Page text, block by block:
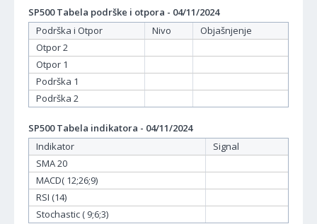
SP500 Tabela podrške i otpora - 04/11/2024
Podrška i Otpor
Nivo
Objašnjenje
Otpor 2
Otpor 1
Podrška 1
Podrška 2
SP500 Tabela indikatora - 04/11/2024
Indikator
Signal
SMA 20
MACD( 12;26;9)
RSI (14)
Stochastic ( 9;6;3)